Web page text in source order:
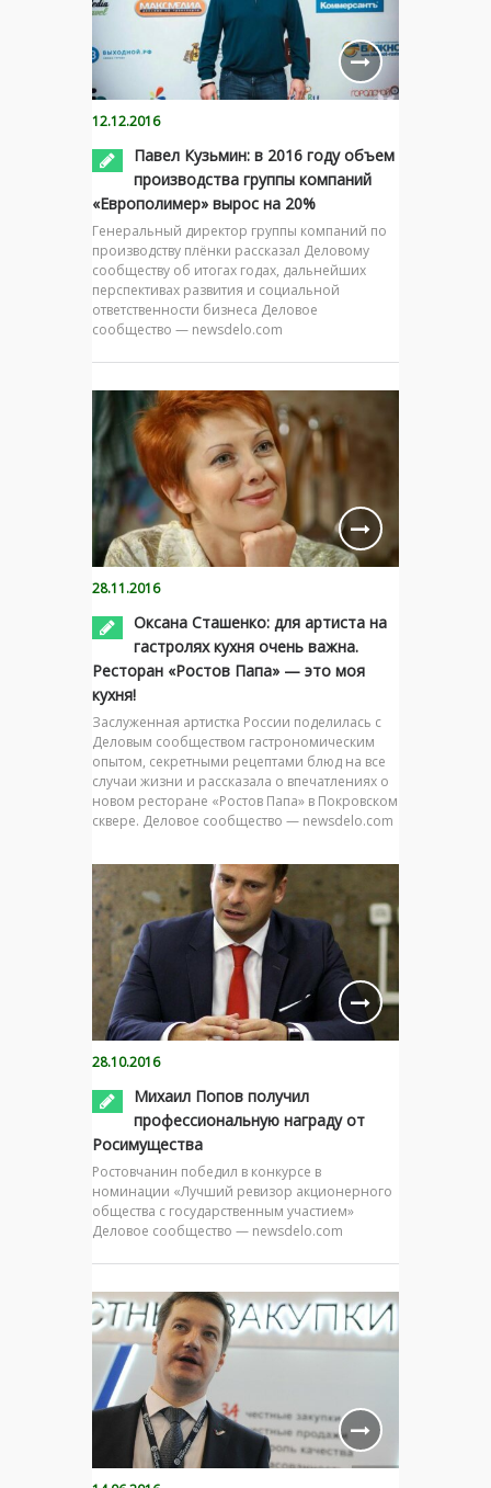
12.12.2016
Павел Кузьмин: в 2016 году объем
производства группы компаний
«Европолимер» вырос на 20%
Генеральный директор группы компаний по
производству плёнки рассказал Деловому
сообществу об итогах годах, дальнейших
перспективах развития и социальной
ответственности бизнеса Деловое
сообщество — newsdelo.com
28.11.2016
Оксана Сташенко: для артиста на
гастролях кухня очень важна.
Ресторан «Ростов Папа» — это моя
кухня!
Заслуженная артистка России поделилась с
Деловым сообществом гастрономическим
опытом, секретными рецептами блюд на все
случаи жизни и рассказала о впечатлениях о
новом ресторане «Ростов Папа» в Покровском
сквере. Деловое сообщество — newsdelo.com
28.10.2016
Михаил Попов получил
профессиональную награду от
Росимущества
Ростовчанин победил в конкурсе в
номинации «Лучший ревизор акционерного
общества с государственным участием»
Деловое сообщество — newsdelo.com